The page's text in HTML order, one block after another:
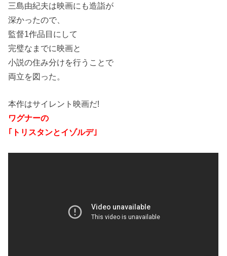
三島由紀夫は映画にも造詣が
深かったので、
監督1作品目にして
完璧なまでに映画と
小説の住み分けを行うことで
両立を図った。
本作はサイレント映画だ!
ワグナーの
｢トリスタンとイゾルデ｣